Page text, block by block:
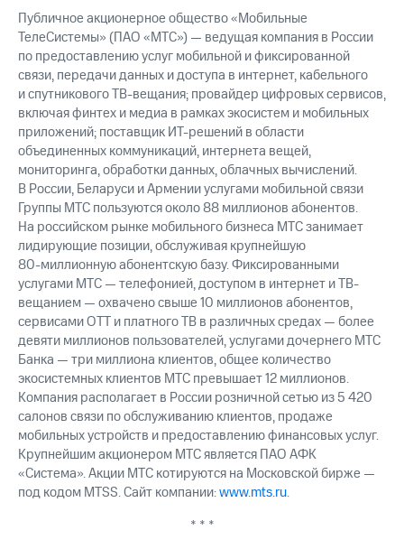
погашении
именных
облигаций
Другое
Регистратор
Реквизиты
Контакты
развитие
деловая этика
На главную
Публичное акционерное общество «Мобильные
ТелеСистемы» (ПАО «МТС») — ведущая компания в России
по предоставлению услуг мобильной и фиксированной
связи, передачи данных и доступа в интернет, кабельного
и спутникового ТВ-вещания; провайдер цифровых сервисов,
включая финтех и медиа в рамках экосистем и мобильных
приложений; поставщик ИТ-решений в области
объединенных коммуникаций, интернета вещей,
мониторинга, обработки данных, облачных вычислений.
В России, Беларуси и Армении услугами мобильной связи
Группы МТС пользуются около 88 миллионов абонентов.
На российском рынке мобильного бизнеса МТС занимает
лидирующие позиции, обслуживая крупнейшую
80-миллионнуюабонентскую базу. Фиксированными
услугами МТС — телефонией, доступом в интернет и ТВ-
вещанием — охвачено свыше 10 миллионов абонентов,
сервисами OTT и платного ТВ в различных средах — более
девяти миллионов пользователей, услугами дочернего МТС
Банка — три миллиона клиентов, общее количество
экосистемных клиентов МТС превышает 12 миллионов.
Компания располагает в России розничной сетью из 5 420
салонов связи по обслуживанию клиентов, продаже
мобильных устройств и предоставлению финансовых услуг.
Крупнейшим акционером МТС является ПАО АФК
«Система». Акции МТС котируются на Московской бирже —
под кодом MTSS. Сайт компании:www.mts.ru.
* * *